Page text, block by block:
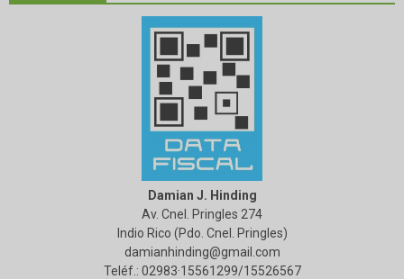
Damian J. Hinding
Av. Cnel. Pringles 274
Indio Rico (Pdo. Cnel. Pringles)
damianhinding@gmail.com
Teléf.: 02983·15561299/15526567